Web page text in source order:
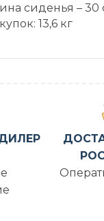
сиденья –
13,6 кг